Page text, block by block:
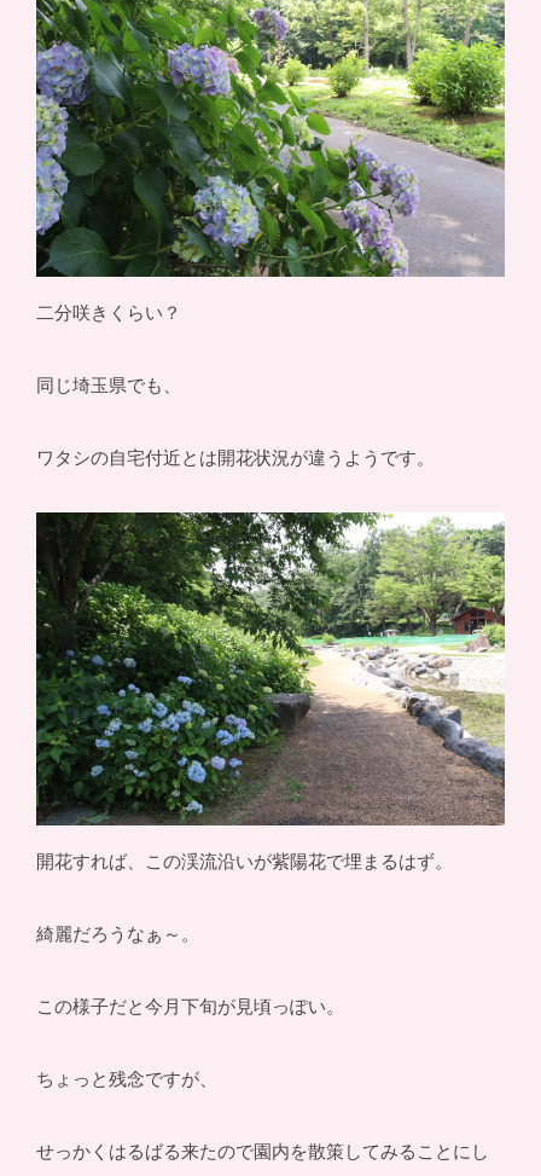
二分咲きくらい？
同じ埼玉県でも、
ワタシの自宅付近とは開花状況が違うようです。
開花すれば、この渓流沿いが紫陽花で埋まるはず。
綺麗だろうなぁ～。
この様子だと今月下旬が見頃っぽい。
ちょっと残念ですが、
せっかくはるばる来たので園内を散策してみることにし